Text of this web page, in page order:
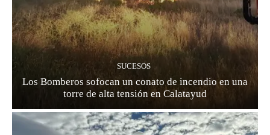
SUCESOS
Los Bomberos sofocan un conato de incendio en una
torre de alta tensión en Calatayud